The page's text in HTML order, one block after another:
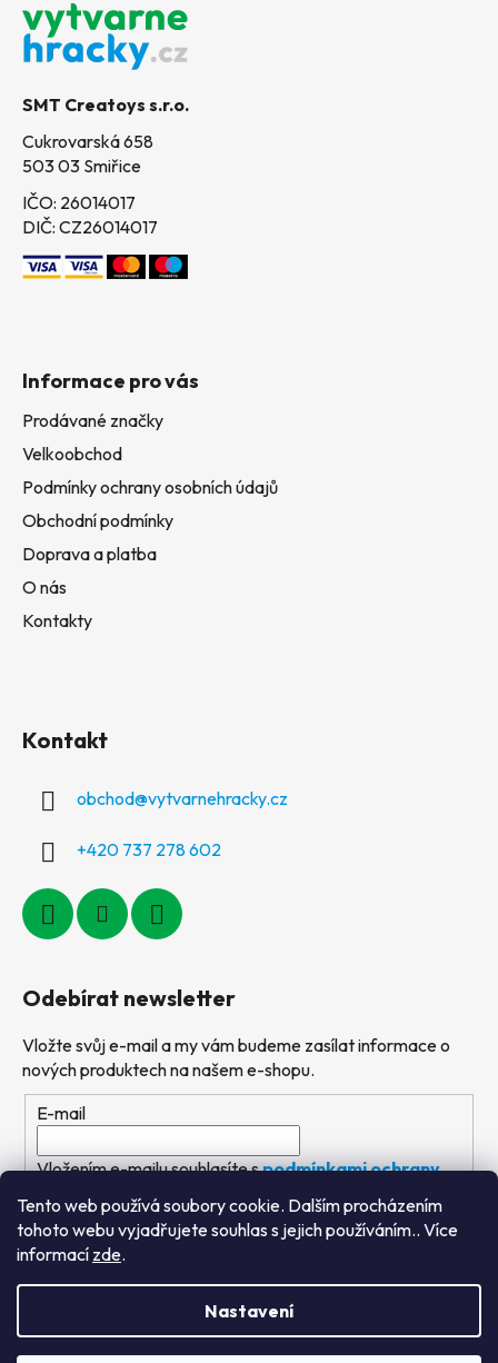
Tento web používá soubory cookie. Dalším procházením
tohoto webu vyjadřujete souhlas s jejich používáním.. Více
informací zde.
Nastavení
SMT Creatoys s.r.o.
Cukrovarská 658
503 03 Smiřice
IČO: 26014017
DIČ: CZ26014017
Informace pro vás
Prodávané značky
Velkoobchod
Podmínky ochrany osobních údajů
Obchodní podmínky
Doprava a platba
O nás
Kontakty
Kontakt
obchod@vytvarnehracky.cz
+420 737 278 602
Odebírat newsletter
Vložte svůj e-mail a my vám budeme zasílat informace o
nových produktech na našem e-shopu.
E-mail
Vložením e-mailu souhlasíte spodmínkami ochrany
osobních údajů
PŘIHLÁSIT SE